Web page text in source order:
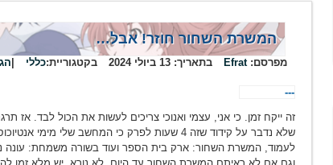
המשרת השחור חוזר! אבל…
מפרסם:Efrat בתאריך:13 ביולי 2024 בקטגוריית:כללי
---
שלא נדבר על קידוד שזה 4 שעות לפרק כי המחשב שלי